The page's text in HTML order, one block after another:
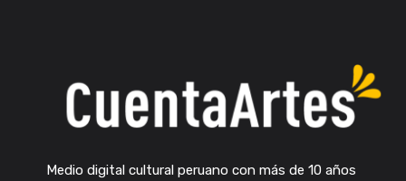
Medio digital cultural peruano con más de 10 años